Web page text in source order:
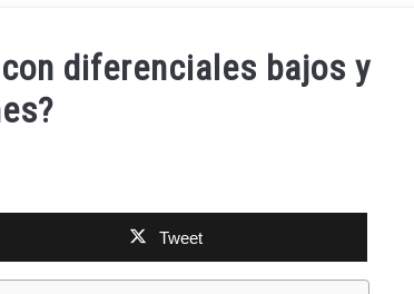
diferenciales bajos y
Tweet